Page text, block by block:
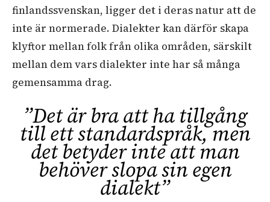
finlandssvenskan, ligger det i deras natur att de
inte är normerade. Dialekter kan därför skapa
klyftor mellan folk från olika områden, särskilt
mellan dem vars dialekter inte har så många
gemensamma drag.
”Det är bra att ha tillgång
till ett standardspråk, men
det betyder inte att man
behöver slopa sin egen
dialekt”